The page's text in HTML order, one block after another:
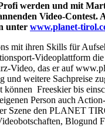
werden und mit
Video-
unter www.planet-
mit ihren Skills für
Videoplattform
Video, das er auf
weitere Sachpreise
Freeskier bis
Person auch
Szene den PLANET